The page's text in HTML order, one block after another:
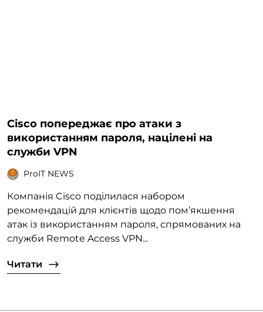
Cisco попереджає про атаки з
використанням пароля, націлені на
служби VPN
ProIT NEWS
Компанія Cisco поділилася набором
рекомендацій для клієнтів щодо пом’якшення
атак із використанням пароля, спрямованих на
служби Remote Access VPN...
Читати